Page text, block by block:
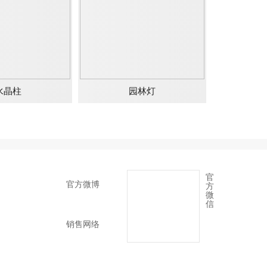
晶柱 园林灯
官
方
微
信
官方微博
销售网络